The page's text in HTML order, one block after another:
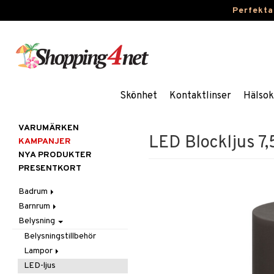
Skönhet Kontaktlinser
LED Blockljus
VARUMÄRKEN
KAMPANJER
NYA PRODUKTER
PRESENTKORT
Badrum
Badrumsinredning
Badrumstextilier
Badrumstillbehör
Barnrum
Barnlampor
Barnmöbler
Barnrumsdekoration
Barnrumsförvaring
Belysning
Belysningstillbehör
Lampor
Bordslampor
LED-ljus